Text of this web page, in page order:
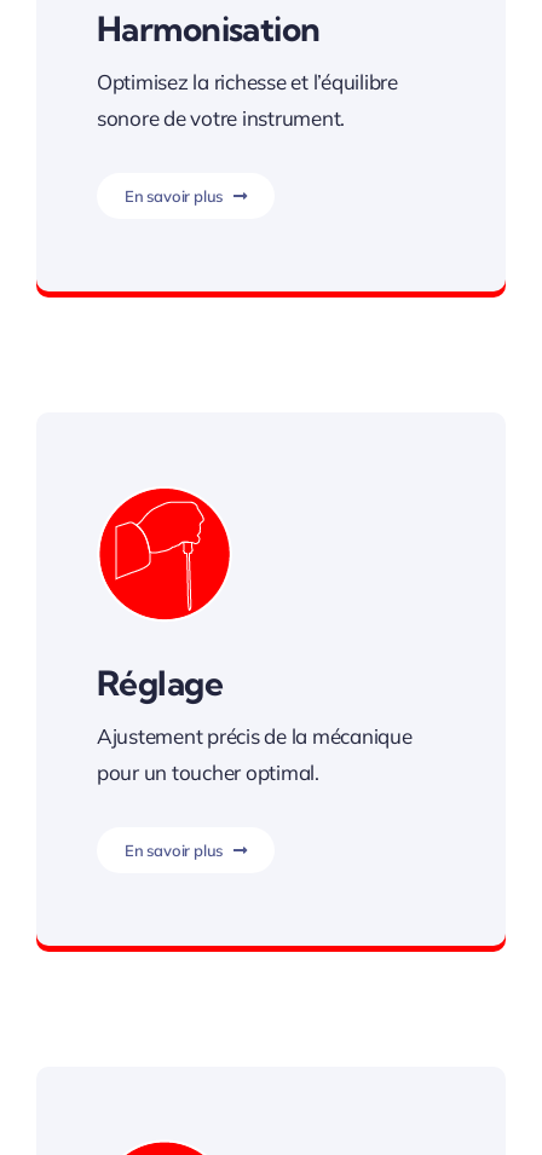
Harmonisation
Optimisez la richesse et l’équilibre
sonore de votre instrument.
En savoir plus
Réglage
Ajustement précis de la mécanique
pour un toucher optimal.
En savoir plus